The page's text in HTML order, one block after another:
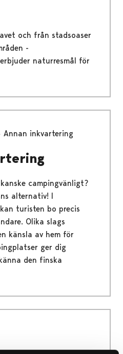
och från stadsoaser
-
naturresmål för
Annan inkvartering
campingvänligt?
alternativ! I
turisten bo precis
Olika slags
känsla av hem för
ger dig
den finska